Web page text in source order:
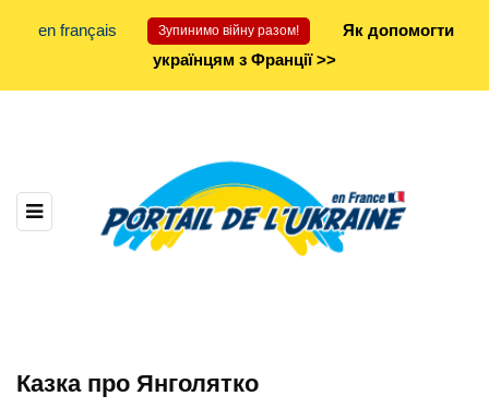
en français Зупинимо війну разом!
Як допомогти
українцям з Франції >>
Казка про Янголятко